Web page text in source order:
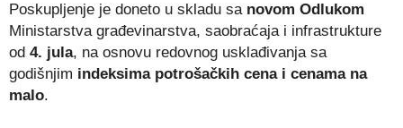
Poskupljenje je doneto u skladu sa novom Odlukom
Ministarstva građevinarstva, saobraćaja i infrastrukture
od 4. jula, na osnovu redovnog usklađivanja sa
godišnjim indeksima potrošačkih cena i cenama na
malo.